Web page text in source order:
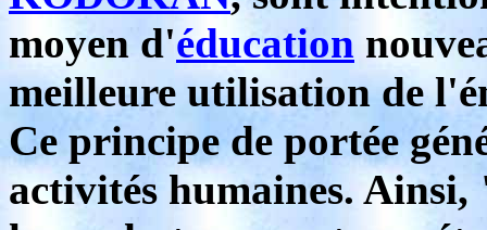
moyen d'éducation
meilleure utilisation de
Ce principe de portée
activités humaines. Ainsi,